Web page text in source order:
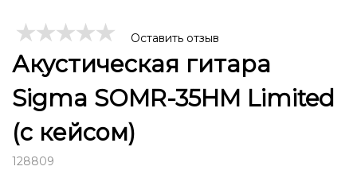
Оставить отзыв
Акустическая гитара
Sigma SOMR-35HM Limited
(с кейсом)
128809